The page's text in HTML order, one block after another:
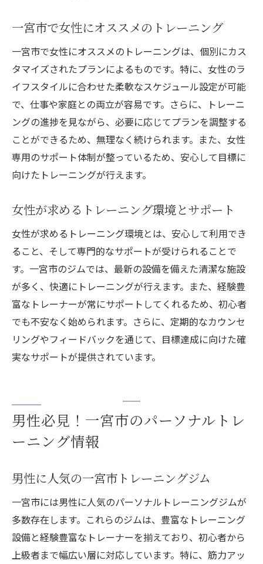
一宮市で女性にオススメのトレーニング
一宮市で女性にオススメのトレーニングは、個別にカス
タマイズされたプランによるものです。特に、女性のラ
イフスタイルに合わせた柔軟なスケジュール設定が可能
で、仕事や家庭との両立が容易です。さらに、トレーニ
ングの進捗を見ながら、必要に応じてプランを調整する
ことができるため、無理なく続けられます。また、女性
専用のサポート体制が整っているため、安心して目標に
向けたトレーニングが行えます。
女性が求めるトレーニング環境とサポート
女性が求めるトレーニング環境とは、安心して利用でき
ること、そして専門的なサポートが受けられることで
す。一宮市のジムでは、最新の設備を備えた清潔な施設
が多く、快適にトレーニングが行えます。また、経験豊
富なトレーナーが常にサポートしてくれるため、初心者
でも不安なく始められます。さらに、定期的なカウンセ
リングやフィードバックを通じて、目標達成に向けた確
実なサポートが提供されています。
男性必見！一宮市のパーソナルトレ
ーニング情報
男性に人気の一宮市トレーニングジム
一宮市には男性に人気のパーソナルトレーニングジムが
多数存在します。これらのジムは、豊富なトレーニング
設備と経験豊富なトレーナーを揃えており、初心者から
上級者まで幅広い層に対応しています。特に、筋力アッ